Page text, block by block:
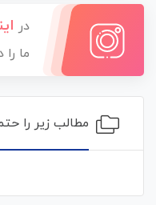
در
ما را
مطالب زیر را